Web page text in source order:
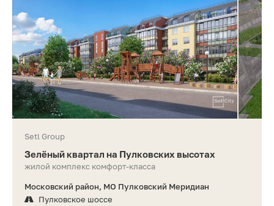
Setl Group
Зелёный квартал на Пулковских высотах
жилой комплекс комфорт-класса
Московский район, МО Пулковский Меридиан
Пулковское шоссе